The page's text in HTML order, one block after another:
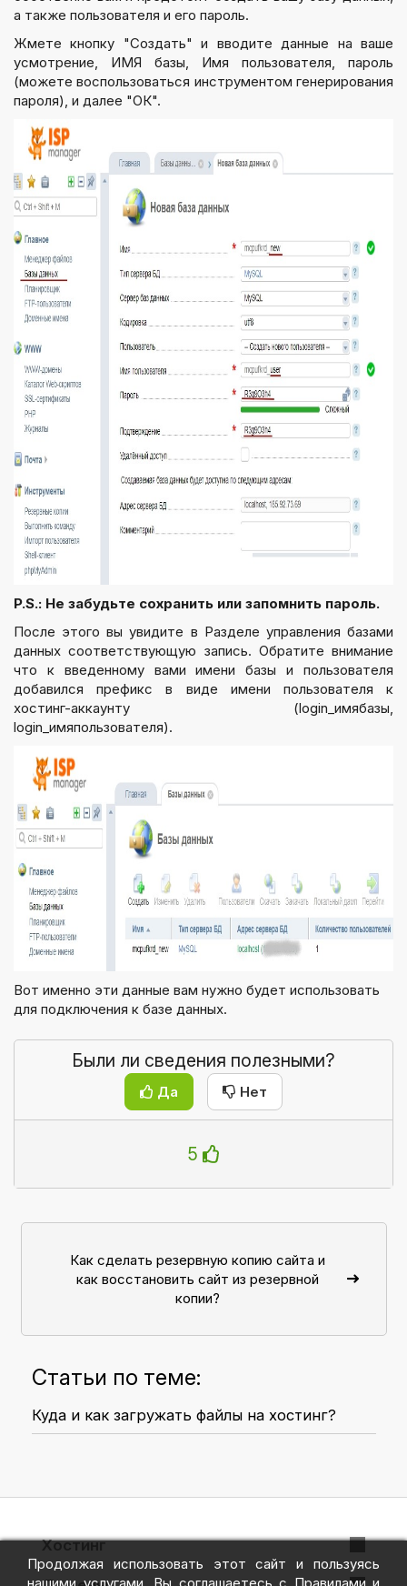
а также пользователя и его пароль.
Жмете кнопку "Создать" и вводите данные на ваше
усмотрение, ИМЯ базы, Имя пользователя, пароль
(можете воспользоваться инструментом генерирования
пароля), и далее "ОК".
P.S.: Не забудьте сохранить или запомнить пароль.
После этого вы увидите в Разделе управления базами
данных соответствующую запись. Обратите внимание
что к введенному вами имени базы и пользователя
добавился префикс в виде имени пользователя к
хостинг-аккаунту (login_имябазы,
login_имяпользователя).
Вот именно эти данные вам нужно будет использовать
для подключения к базе данных.
Были ли сведения полезными?
Да Нет
5
Как сделать резервную копию сайта и
как восстановить сайт из резервной
копии?
Статьи по теме:
Куда и как загружать файлы на хостинг?
Хостинг
VPS + ispmanager
Продолжая использовать этот сайт и пользуясь